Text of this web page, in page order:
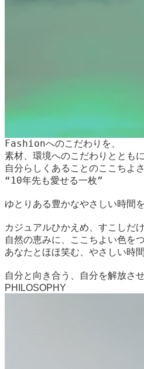
Fashionへのこだわりを、
素材、環境へのこだわりとともに
自分らしくあることのここちよ
“10年先も愛せる一枚”
ゆとりある豊かなやさしい時間
カジュアルひかえめ、すこしだけ
自然の恵みに、ここちよい色をつ
あなたとほほ笑む、やさしい時間
自分と向き合う、自分を解
PHILOSOPHY